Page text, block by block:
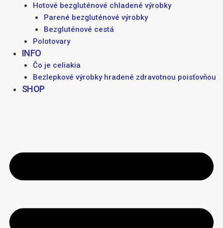
Hotové bezgluténové chladené výrobky
Parené bezgluténové výrobky
Bezgluténové cestá
Polotovary
INFO
Čo je celiakia
Bezlepkové výrobky hradené zdravotnou poisťovňou
SHOP